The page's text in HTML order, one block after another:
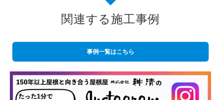
関連する施工事例
事例一覧はこちら